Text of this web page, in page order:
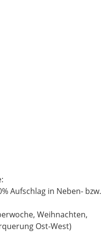
Aufschlag in Neben- bzw.
Weihnachten,
Ost-West)